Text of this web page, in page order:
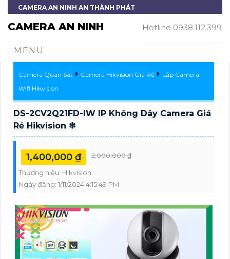
CAMERA AN NINH AN THÀNH PHÁT
CAMERA AN NINH Hotline 0938.112.399
MENU
Camera Quan Sát Camera Hikvision Giá Rẻ
Lắp Camera
Wifi Hikvision
DS-2CV2Q21FD-IW IP Không Dây Camera Giá
Rẻ Hikvision ❇
1,400,000 ₫ 2,000,000 ₫
Thương hiệu: Hikvision
Ngày đăng: 1/11/2024 4:15:49 PM